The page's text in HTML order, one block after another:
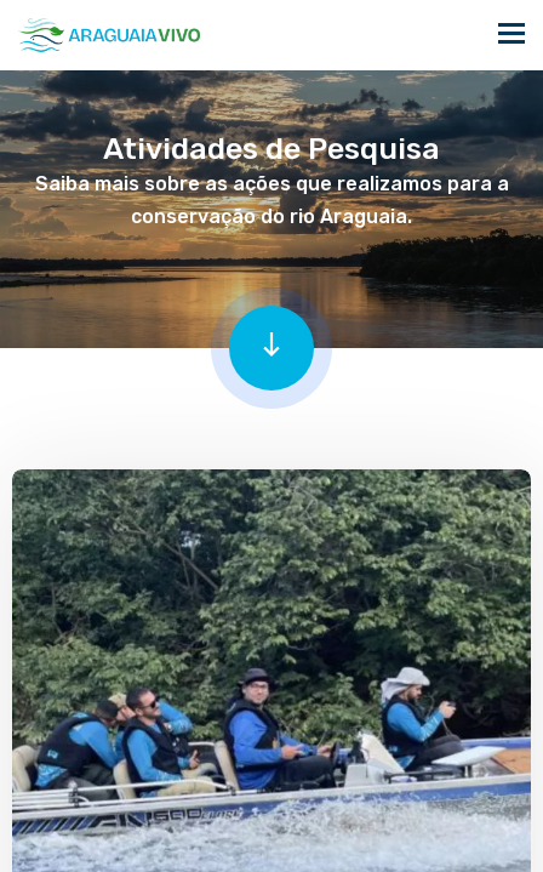
Atividades de Pesquisa
Saiba mais sobre as ações que realizamos para a
conservação do rio Araguaia.